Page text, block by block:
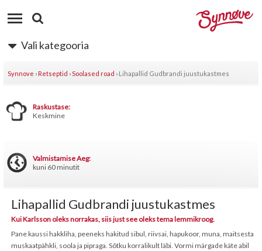
Vali kategooria
Synnove ›Retseptid ›Soolased road › Lihapallid Gudbrandi juustukastmes
Raskustase:
Keskmine
Valmistamise Aeg:
kuni 60 minutit
Lihapallid Gudbrandi juustukastmes
Kui Karlsson oleks norrakas, siis just see oleks tema lemmikroog.
Pane kaussi hakkliha, peeneks hakitud sibul, riivsai, hapukoor, muna, maitsesta
muskaatpähkli, soola ja pipraga. Sõtku korralikult läbi. Vormi märgade käte abil